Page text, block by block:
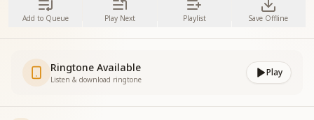
Add to Queue Play Next Playlist Save Offline
Ringtone Available
Listen & download ringtone
Play